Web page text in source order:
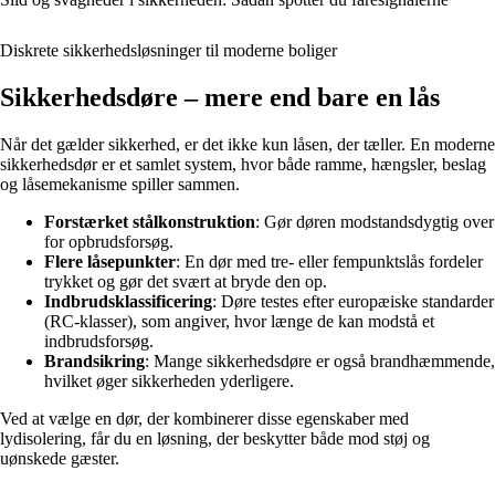
Diskrete sikkerhedsløsninger til moderne boliger
Sikkerhedsdøre – mere end bare en lås
Når det gælder sikkerhed, er det ikke kun låsen, der tæller. En moderne
sikkerhedsdør er et samlet system, hvor både ramme, hængsler, beslag
og låsemekanisme spiller sammen.
Forstærket stålkonstruktion: Gør døren modstandsdygtig over
for opbrudsforsøg.
Flere låsepunkter: En dør med tre- eller fempunktslås fordeler
trykket og gør det svært at bryde den op.
Indbrudsklassificering: Døre testes efter europæiske standarder
(RC-klasser), som angiver, hvor længe de kan modstå et
indbrudsforsøg.
Brandsikring: Mange sikkerhedsdøre er også brandhæmmende,
hvilket øger sikkerheden yderligere.
Ved at vælge en dør, der kombinerer disse egenskaber med
lydisolering, får du en løsning, der beskytter både mod støj og
uønskede gæster.